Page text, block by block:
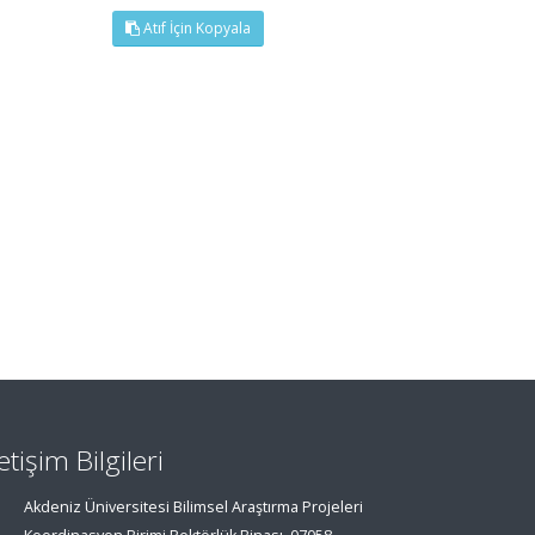
Atıf İçin Kopyala
Bilgileri
Akdeniz Üniversitesi Bilimsel Araştırma Projeleri